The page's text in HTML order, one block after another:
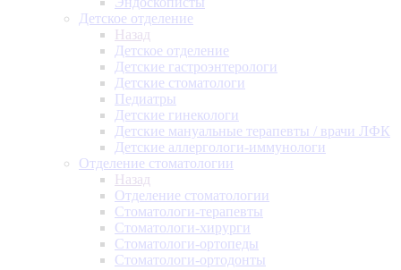
Детское отделение
Назад
Детское отделение
Детские гастроэнтерологи
Детские стоматологи
Педиатры
Детские гинекологи
Детские мануальные терапевты / врачи ЛФК
Детские аллергологи-иммунологи
Отделение стоматологии
Назад
Отделение стоматологии
Стоматологи-терапевты
Стоматологи-хирурги
Стоматологи-ортопеды
Стоматологи-ортодонты